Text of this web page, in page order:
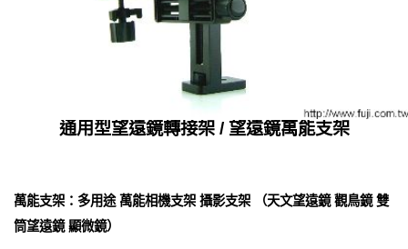
通用型望遠鏡轉接架 / 望遠鏡萬能支架
萬能支架：多用途 萬能相機支架 攝影支架 （天文望遠鏡 觀鳥鏡 雙
筒望遠鏡 顯微鏡）